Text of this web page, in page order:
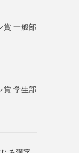
賞 一般部
賞 学生部